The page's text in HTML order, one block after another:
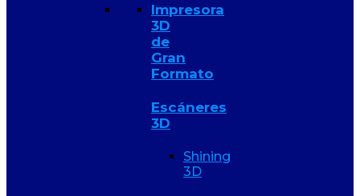
Impresora
3D
de
Gran
Formato
Escáneres
3D
Shining
3D